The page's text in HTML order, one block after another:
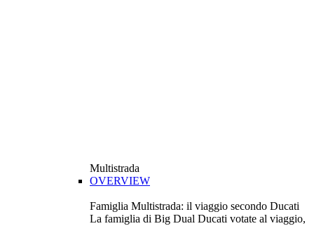
Multistrada
OVERVIEW
Famiglia Multistrada: il viaggio secondo Ducati
La famiglia di Big Dual Ducati votate al viaggio,